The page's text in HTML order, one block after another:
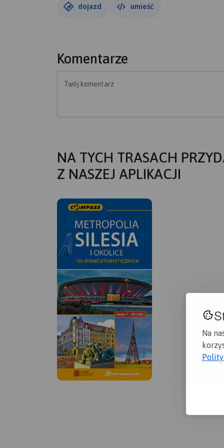
Na
dojazd umieść
Komentarze
Twój komentarz
NA TYCH TRASACH
Z NASZEJ APLIKACJI